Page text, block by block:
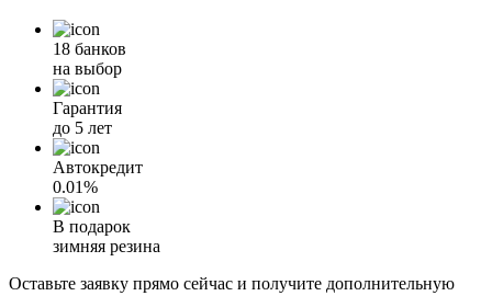
18 банков
на выбор
Гарантия
до 5 лет
Автокредит
0.01%
В подарок
зимняя резина
Оставьте заявку прямо сейчас и получите дополнительную